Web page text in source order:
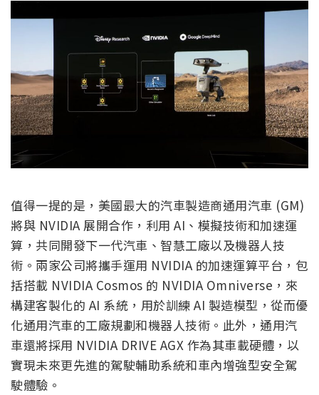
值得一提的是，美國最大的汽車製造商通用汽車 (GM)
將與 NVIDIA 展開合作，利用 AI、模擬技術和加速運
算，共同開發下一代汽車、智慧工廠以及機器人技
術。兩家公司將攜手運用 NVIDIA 的加速運算平台，包
括搭載 NVIDIA Cosmos 的 NVIDIA Omniverse，來
構建客製化的 AI 系統，用於訓練 AI 製造模型，從而優
化通用汽車的工廠規劃和機器人技術。此外，通用汽
車還將採用 NVIDIA DRIVE AGX 作為其車載硬體，以
實現未來更先進的駕駛輔助系統和車內增強型安全駕
駛體驗。